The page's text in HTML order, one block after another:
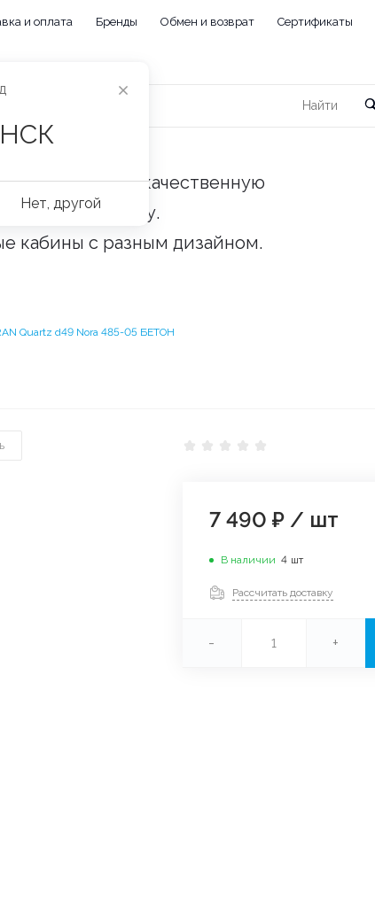
и оплата Бренды Обмен и возврат Сертификаты
купить качественную
оптом и в розницу.
кабины с разным дизайном.
Quartz d49 Nora 485-05 БЕТОН
7 490 ₽ / шт
В наличии 4 шт
Рассчитать доставку
- +
Нет, другой